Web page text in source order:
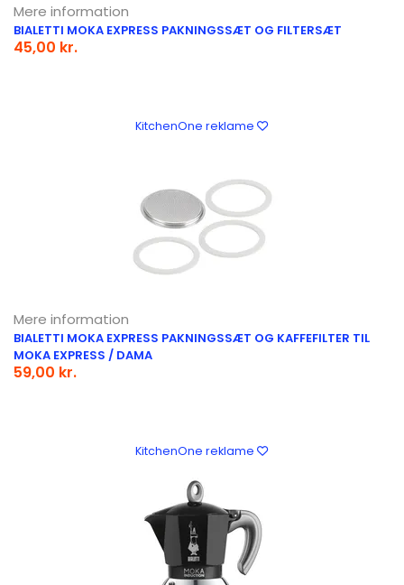
Mere information
BIALETTI MOKA EXPRESS PAKNINGSSÆT OG FILTERSÆT
45,00 kr.
KitchenOne reklame
Mere information
BIALETTI MOKA EXPRESS PAKNINGSSÆT OG KAFFEFILTER TIL
MOKA EXPRESS / DAMA
59,00 kr.
KitchenOne reklame